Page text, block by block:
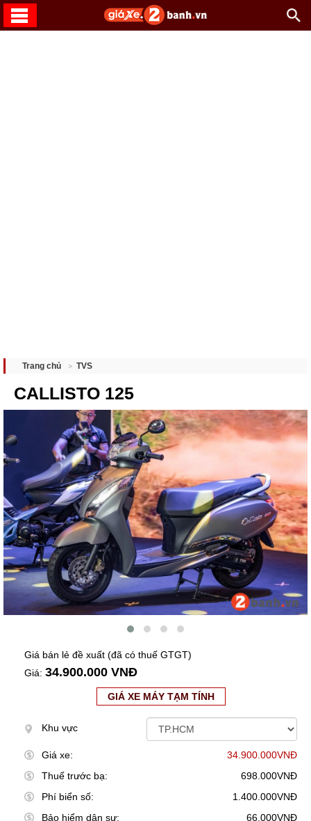
Trang chủ TVS
CALLISTO 125
Giá bán lẻ đề xuất (đã có thuế GTGT)
Giá: 34.900.000 VNĐ
GIÁ XE MÁY TẠM TÍNH
Khu vực
Giá xe:
34.900.000VNĐ
Thuế trước bạ:
698.000VNĐ
Phí biển số:
1.400.000VNĐ
Bảo hiểm dân sự:
66.000VNĐ